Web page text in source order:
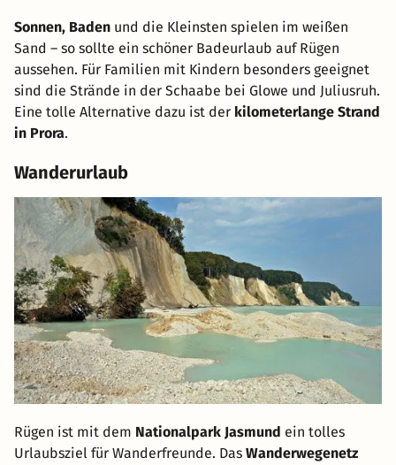
Sonnen, Baden und die Kleinsten spielen im weißen
Sand – so sollte ein schöner Badeurlaub auf Rügen
aussehen. Für Familien mit Kindern besonders geeignet
sind die Strände in der Schaabe bei Glowe und Juliusruh.
Eine tolle Alternative dazu ist der kilometerlange Strand
in Prora.
Wanderurlaub
Rügen ist mit dem Nationalpark Jasmund ein tolles
Urlaubsziel für Wanderfreunde. Das Wanderwegenetz